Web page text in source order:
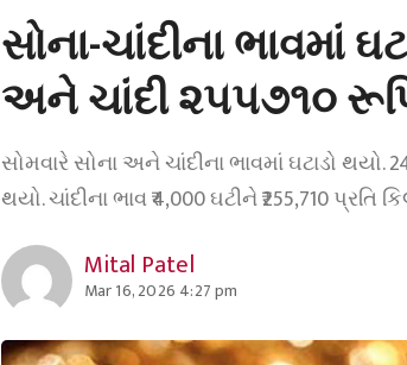
સોના-ચાંદીના ભાવમાં
અને ચાંદી ૨૫૫૭૧૦
સોમવારે સોના અને ચાંદીના ભાવમાં ઘટાડો થયો.
થયો. ચાંદીના ભાવ ₹4,000 ઘટીને ₹255,710 પ્રતિ
Mital Patel
Mar 16, 2026 4:27 pm